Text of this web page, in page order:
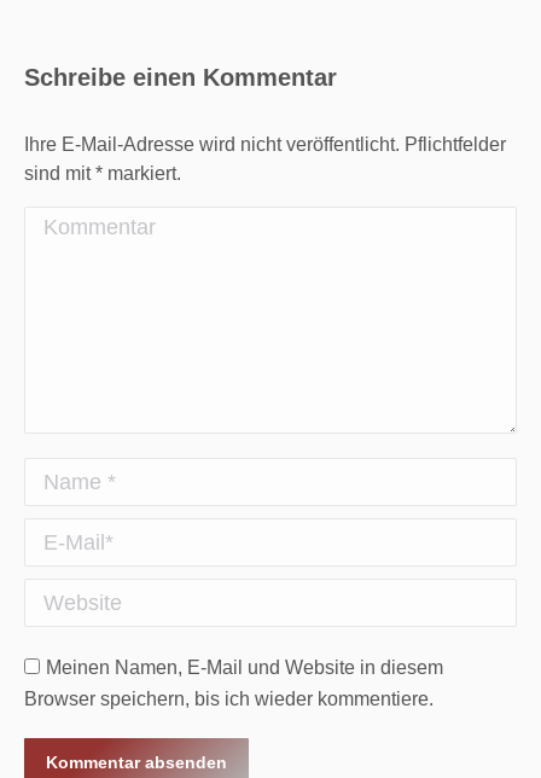
Schreibe einen Kommentar
Ihre E-Mail-Adresse wird nicht veröffentlicht. Pflichtfelder
sind mit* markiert.
Kommentar
Name *
E-Mail *
Website
Meinen Namen, E-Mail und Website in diesem
Browser speichern, bis ich wieder kommentiere.
Kommentar absenden